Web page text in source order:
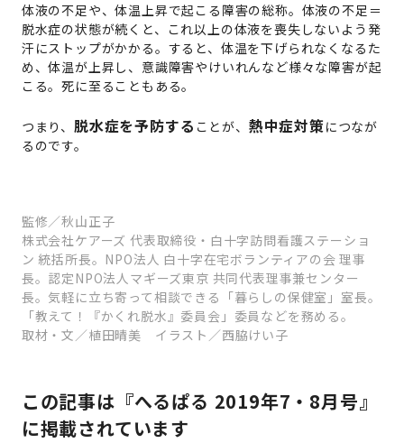
体液の不足や、体温上昇で起こる障害の総称。体液の不足＝
脱水症の状態が続くと、これ以上の体液を喪失しないよう発
汗にストップがかかる。すると、体温を下げられなくなるた
め、体温が上昇し、意識障害やけいれんなど様々な障害が起
こる。死に至ることもある。
つまり、脱水症を予防する ことが、 熱中症対策につなが
るのです。
監修／秋山正子
株式会社ケアーズ 代表取締役・白十字訪問看護ステーショ
ン 統括所長。NPO法人 白十字在宅ボランティアの会 理事
長。認定NPO法人マギーズ東京 共同代表理事兼センター
長。気軽に立ち寄って相談できる「暮らしの保健室」室長。
「教えて！『かくれ脱水』委員会」委員などを務める。
取材・文／植田晴美 イラスト／西脇けい子
この記事は『へるぱる 2019年7・8月号』
に掲載されています